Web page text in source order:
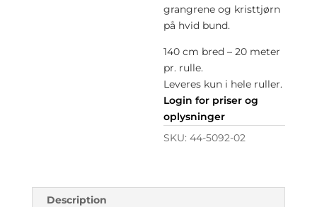
grangrene og kristtjørn
på hvid bund.
140 cm bred – 20 meter
pr. rulle.
Leveres kun i hele ruller.
Login for priser og
oplysninger
SKU:44-5092-02
Description